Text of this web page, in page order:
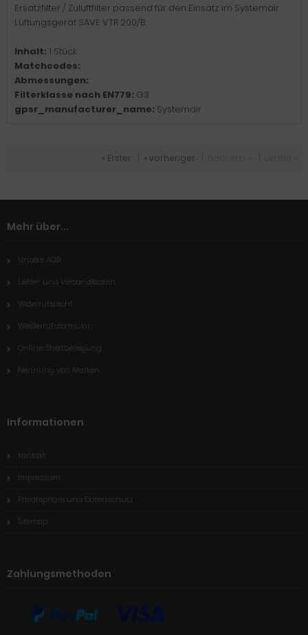
Ersatzfilter / Zuluftfilter passend für den Einsatz im Systemair
Lüftungsgerät SAVE VTR 200/B.
Inhalt: 1 Stück
Matchcodes:
Abmessungen:
Filterklasse nach EN779: G3
gpsr_manufacturer_name: Systemair
« Erster « vorheriger
Mehr über...
Unsere AGB
Liefer- und Versandkosten
Widerrufsrecht
Wiederrufsformular
Online-Streitbeilegung
Nennung von Marken
Informationen
Kontakt
Impressum
Privatsphäre und Datenschutz
Sitemap
Zahlungsmethoden